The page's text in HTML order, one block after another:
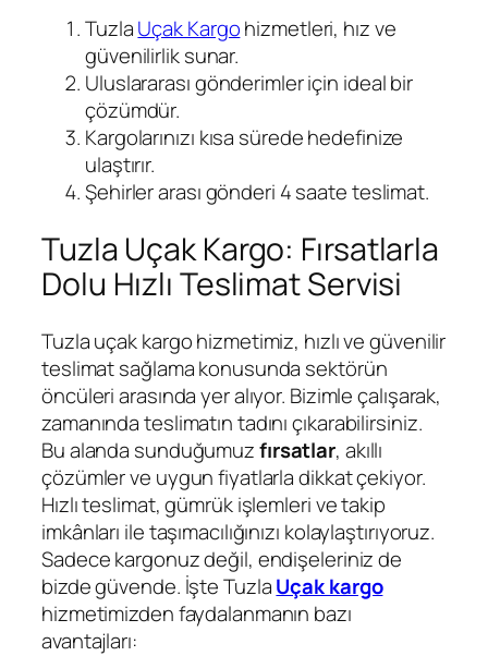
TuzlaUçak Kargohizmetleri, hız ve
güvenilirlik sunar.
Uluslararası gönderimler için ideal bir
çözümdür.
Kargolarınızı kısa sürede hedefinize
ulaştırır.
Şehirler arası gönderi 4 saate teslimat.
Tuzla Uçak Kargo: Fırsatlarla
Dolu Hızlı Teslimat Servisi
Tuzla uçak kargo hizmetimiz, hızlı ve güvenilir
teslimat sağlama konusunda sektörün
öncüleri arasında yer alıyor. Bizimle çalışarak,
zamanında teslimatın tadını çıkarabilirsiniz.
Bu alanda sunduğumuzfırsatlar, akıllı
çözümler ve uygun fiyatlarla dikkat çekiyor.
Hızlı teslimat, gümrük işlemleri ve takip
imkânları ile taşımacılığınızı kolaylaştırıyoruz.
Sadece kargonuz değil, endişeleriniz de
bizde güvende. İşte TuzlaUçak kargo
hizmetimizden faydalanmanın bazı
avantajları: